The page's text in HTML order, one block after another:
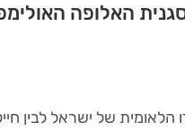
האלופה
של ישראל לבין